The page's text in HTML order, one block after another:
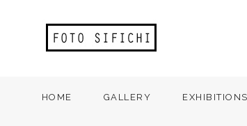
HOME GALLERY EXHIBITIONS